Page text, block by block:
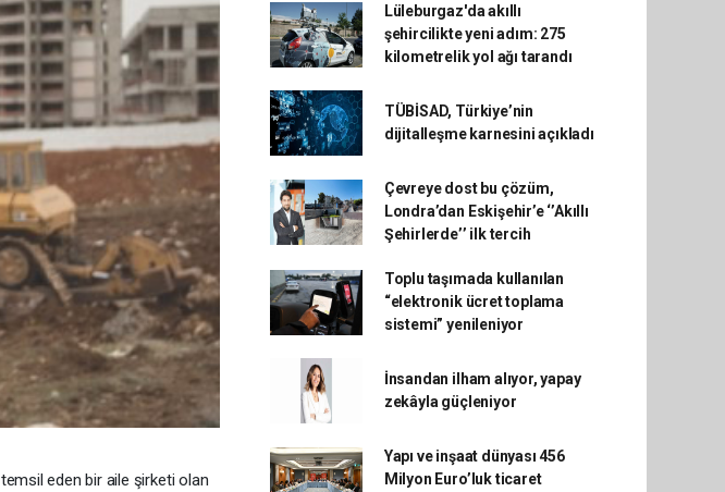
temsil eden bir aile şirketi olan
Lüleburgaz'da akıllı
şehircilikte yeni adım: 275
kilometrelik yol ağı tarandı
TÜBİSAD, Türkiye’nin
dijitalleşme karnesini açıkladı
Çevreye dost bu çözüm,
Londra’dan Eskişehir’e ‘’Akıllı
Şehirlerde’’ ilk tercih
Toplu taşımada kullanılan
“elektronik ücret toplama
sistemi” yenileniyor
İnsandan ilham alıyor, yapay
zekâyla güçleniyor
Yapı ve inşaat dünyası 456
Milyon Euro’luk ticaret